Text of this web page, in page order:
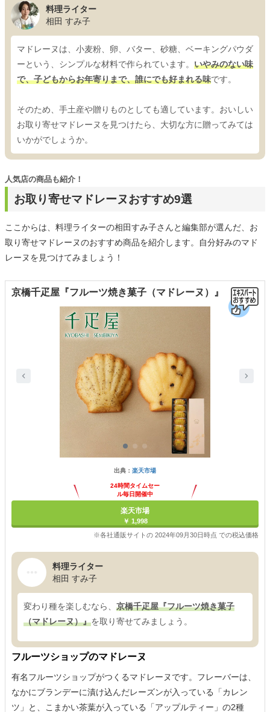
料理ライター
相田 すみ子
マドレーヌは、小麦粉、卵、バター、砂糖、ベーキングパウダ
ーという、シンプルな材料で作られています。 いやみのない味
で、子どもからお年寄りまで、誰にでも好まれる味です。
そのため、手土産や贈りものとしても適しています。おいしい
お取り寄せマドレーヌを見つけたら、大切な方に贈ってみては
いかがでしょうか。
お取り寄せマドレーヌおすすめ9選
人気店の商品も紹介！
ここからは、料理ライターの相田すみ子さんと編集部が選んだ、お
取り寄せマドレーヌのおすすめ商品を紹介します。自分好みのマド
レーヌを見つけてみましょう！
京橋千疋屋『フルーツ焼き菓子（マドレーヌ）』
出典： 楽天市場
24時間タイムセー
ル毎日開催中
楽天市場
￥ 1,998
※各社通販サイトの 2024年09月30日時点 での税込価格
料理ライター
相田 すみ子
変わり種を楽しむなら、 京橋千疋屋『フルーツ焼き菓子
（マドレーヌ）』を取り寄せてみましょう。
フルーツショップのマドレーヌ
有名フルーツショップがつくるマドレーヌです。フレーバーは、
なかにブランデーに漬け込んだレーズンが入っている「カレン
ツ」と、こまかい茶葉が入っている「アップルティー」の2種